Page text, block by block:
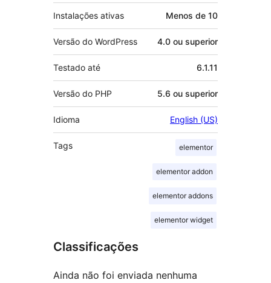
Instalações ativas Menos de 10
Versão do WordPress 4.0 ou superior
Testado até 6.1.11
Versão do PHP 5.6 ou superior
Idioma English (US)
Tags elementor
elementor addon
elementor addons
elementor widget
Classificações
Ainda não foi enviada nenhuma